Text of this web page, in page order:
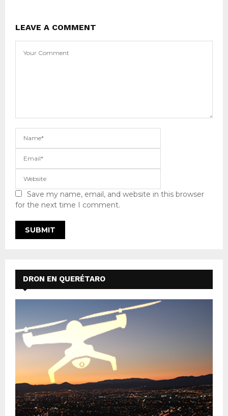
LEAVE A COMMENT
Save my name, email, and website in this browser
for the next time I comment.
DRON EN QUERÉTARO